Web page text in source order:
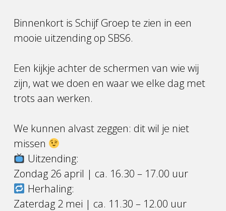
Binnenkort is Schijf Groep te zien in een
mooie uitzending op SBS6.
Een kijkje achter de schermen van wie wij
zijn, wat we doen en waar we elke dag met
trots aan werken.
We kunnen alvast zeggen: dit wil je niet
missen
Uitzending:
Zondag 26 april | ca. 16.30 – 17.00 uur
Herhaling:
Zaterdag 2 mei | ca. 11.30 – 12.00 uur